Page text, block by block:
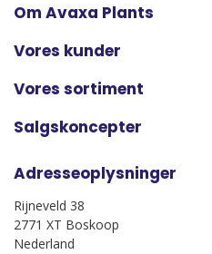
Om Avaxa Plants
Vores kunder
Vores sortiment
Salgskoncepter
Adresseoplysninger
Rijneveld 38
2771 XT Boskoop
Nederland